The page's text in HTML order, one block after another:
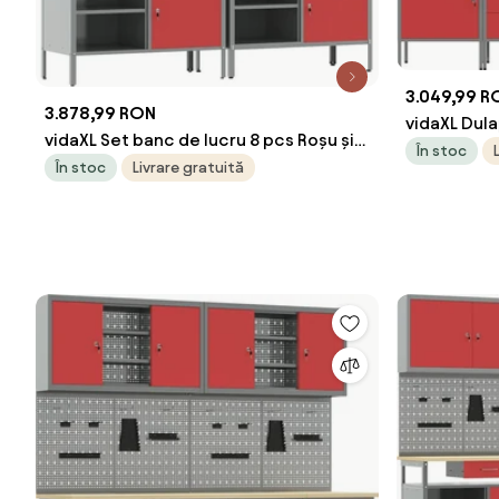
3.878,99 RON
vidaXL Set banc de lucru 8 pcs Roșu și
gri Oțel vopsit electrostatic
În stoc Livrare gratuită
3.049,99
vidaXL
Roșu
În stoc